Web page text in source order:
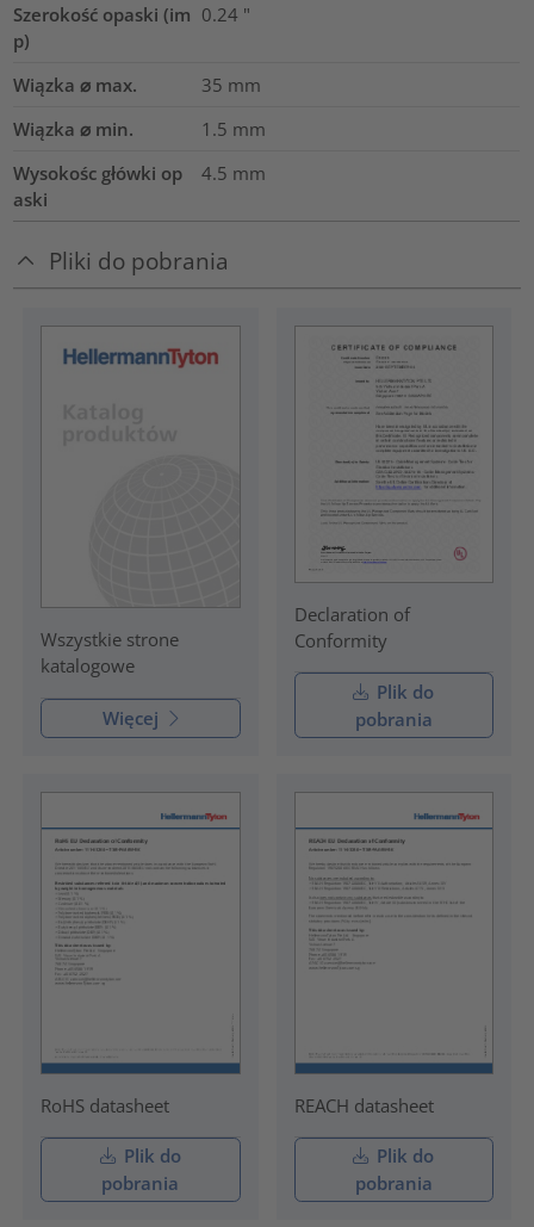
Szerokość opaski (im
p)
0.24 "
Wiązka ⌀ max. 35 mm
Wiązka ⌀ min.
1.5 mm
Wysokośc główki op
aski
4.5 mm
Pliki do pobrania
Wszystkie strone
katalogowe
Więcej
Declaration of
Conformity
Plik do
pobrania
RoHS datasheet
Plik do
pobrania
REACH datasheet
Plik do
pobrania